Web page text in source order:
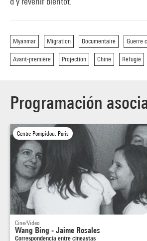
Myanmar Migration Documentaire Guerre
Avant-première Projection Chine Réfugié
Programación
Centre Pompidou, Paris
Cine/Video
Wang Bing - Jaime Rosales
Correspondencia entre cineastas